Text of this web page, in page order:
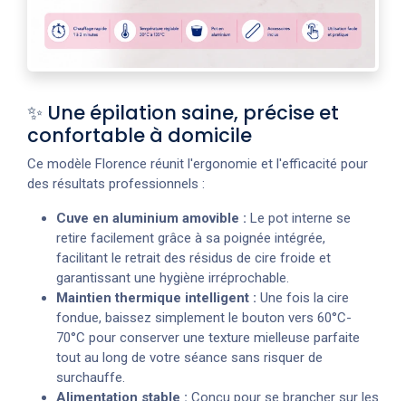
✨ Une épilation saine, précise et
confortable à domicile
Ce modèle Florence réunit l'ergonomie et l'efficacité pour
des résultats professionnels :
Cuve en aluminium amovible : Le pot interne se
retire facilement grâce à sa poignée intégrée,
facilitant le retrait des résidus de cire froide et
garantissant une hygiène irréprochable.
Maintien thermique intelligent : Une fois la cire
fondue, baissez simplement le bouton vers 60°C-
70°C pour conserver une texture mielleuse parfaite
tout au long de votre séance sans risquer de
surchauffe.
Alimentation stable : Conçu pour se brancher sur les